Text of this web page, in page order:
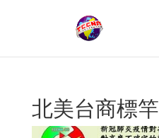
北美台商標